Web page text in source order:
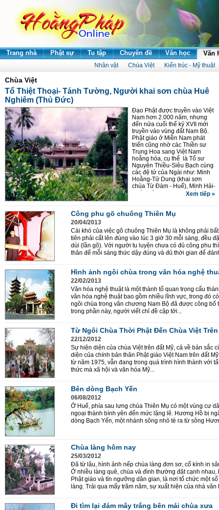
Trang nhà Phật sự Tu tập Chuyên đề Văn học Văn
Nhân vật Chùa Việt Kiến trúc - Mỹ thuật
Chùa Việt
Tổ Thiệt Thoại- Tánh Tường, Người khai sơn chùa Huê
Nghiêm (Thủ Đức)
Đạo Phật được truyền vào Việt
Nam hơn 2.000 năm, nhưng
đến nửa cuối thế kỷ XVII mới
truyền vào vùng đất Nam Bộ.
Phật giáo ở Miền Nam phát
triển cũng nhờ các Thiền sư
Trung Hoa sang Việt Nam
hoằng hóa, cụ thể là Tổ sư
Nguyên Thiều-Siêu Bạch cùng
các đệ tử của Ngài như: Minh
Hoằng-Tử Dung (khai sơn
chùa Từ Đàm - Huế), Minh Hải-
Pháp Bảo ( khai sơn chùa
Tháp Sơn - Bắc Kỳ),
Xem tiếp »
Công phu gõ chuông Thiên Mụ
20/04/2013
Cái khó của việc gõ chuông Thiên Mụ là không phải
tiên phải cất lên đúng vào lúc 3 giờ 30 mỗi sáng, đều
dùi (lần gõ). Với người tu luyện chưa có đủ công phu
thân để mỗi sáng thức dậy đúng và đủ thời gian để
Hình ảnh ngôi chùa trong văn hóa nghệ
22/02/2013
Văn hóa nghệ thuật là một thành tố quan trọng cấu
văn hóa nghệ thuật bao gồm nhiều lĩnh vực, trong đó
ngôi chùa trong văn chương Nam Bộ đã được công bố
trong phần này, người viết chỉ đề cập tới...
Từ Ngôi Chùa Thời Phật Đến Chùa Việt
22/12/2012
Sự hiện diện của chùa Việt trên đất Mỹ, cả về bản sắc
diện của chính bản thân Phật giáo Việt Nam trên đất
từ năm 1975, vẫn đang trong quá trình hình thành với
thức mà xã hội và văn hóa Mỹ...
Bên dòng Bạch Yến
06/08/2012
Ở Huế, phía sau lưng chùa Thiên Mụ có một vùng cư
ngoại thành bình yên đến mức lặng lẽ. Hương Hồ bị
dòng Bạch Yến, một nhánh sông nhỏ tẻ ra từ sông
Chùa làng hôm nay
25/03/2012
Đã từ lâu, hình ảnh nếp chùa làng đơn sơ, cổ kính in
Ở nhiều làng quê, chùa và đình thường đặt cạnh
Phật giáo và tín ngưỡng dân gian, là nơi tổ chức một
làng. Trải qua mấy trăm năm, sự xuất hiện của nhà văn
Đi tìm lại đám mây trắng bên mái chùa xưa